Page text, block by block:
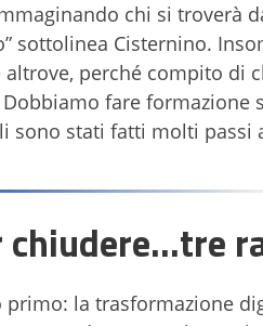
chi si troverà
sottolinea Cisternino.
altrove, perché compito di
fare formazione
sono stati fatti molti passi
chiudere…tre
primo: la trasformazione